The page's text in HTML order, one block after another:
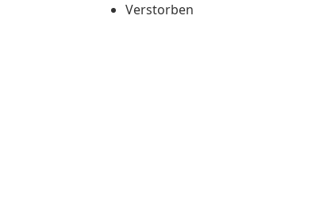
Verstorben